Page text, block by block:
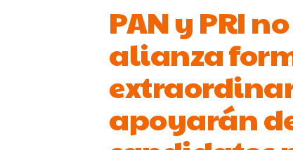
PAN y PRI
alianza
apoyarán